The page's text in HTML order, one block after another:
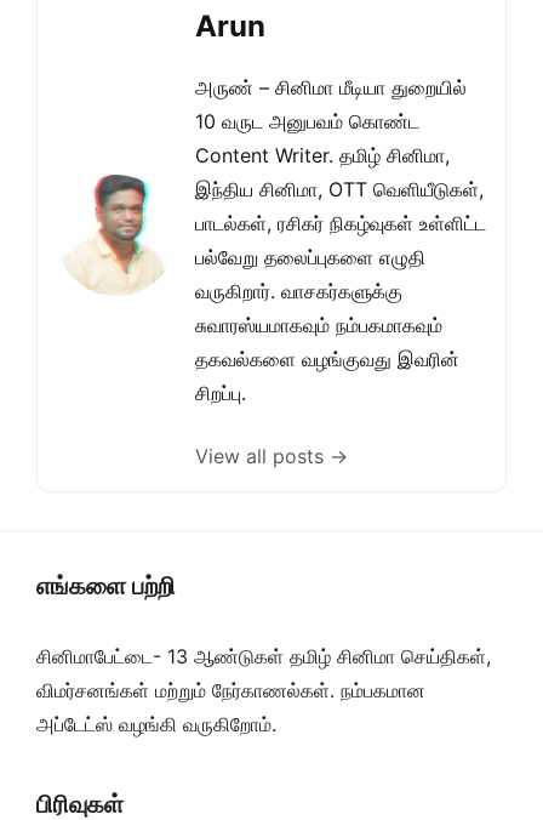
Arun
அருண் – சினிமா மீடியா துறையில்
10 வருட அனுபவம் கொண்ட
Content Writer. தமிழ் சினிமா,
இந்திய சினிமா, OTT வெளியீடுகள்,
பாடல்கள், ரசிகர் நிகழ்வுகள் உள்ளிட்ட
பல்வேறு தலைப்புகளை எழுதி
வருகிறார். வாசகர்களுக்கு
சுவாரஸ்யமாகவும் நம்பகமாகவும்
தகவல்களை வழங்குவது இவரின்
சிறப்பு.
View all posts →
எங்களை பற்றி
சினிமாபேட்டை- 13 ஆண்டுகள் தமிழ் சினிமா செய்திகள்,
விமர்சனங்கள் மற்றும் நேர்காணல்கள். நம்பகமான
அப்டேட்ஸ் வழங்கி வருகிறோம்.
பிரிவுகள்